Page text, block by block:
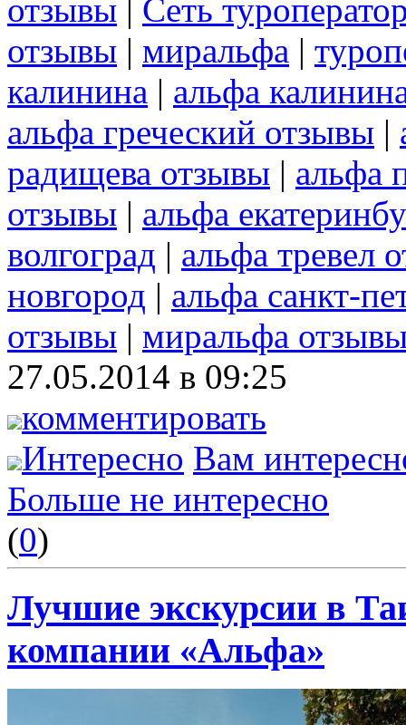
отзывы | Сеть
отзывы | миральфа |
калинина | альфа
альфа греческий отзывы |
радищева отзывы | альфа
отзывы | альфа
волгоград | альфа тревел
новгород | альфа санкт-
отзывы | миральфа
27.05.2014 в 09:25
комментировать
Интересно Вам
Больше не интересно
(0)
Лучшие экскурсии в
компании «Альфа»